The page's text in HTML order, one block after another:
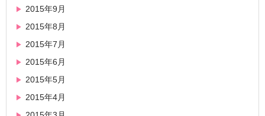
2015年9月
2015年8月
2015年7月
2015年6月
2015年5月
2015年4月